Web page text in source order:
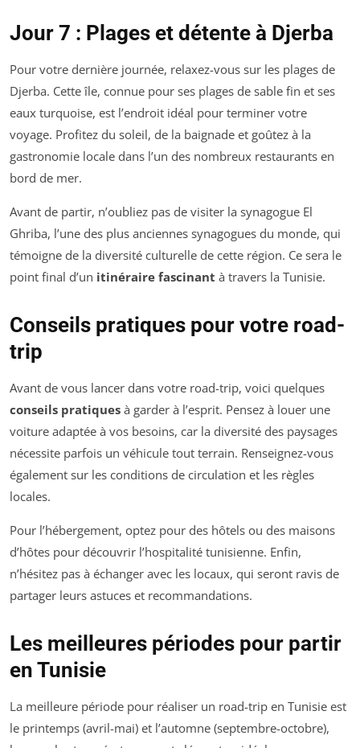
Jour 7 : Plages et détente à Djerba
Pour votre dernière journée, relaxez-vous sur les plages de
Djerba. Cette île, connue pour ses plages de sable fin et ses
eaux turquoise, est l’endroit idéal pour terminer votre
voyage. Profitez du soleil, de la baignade et goûtez à la
gastronomie locale dans l’un des nombreux restaurants en
bord de mer.
Avant de partir, n’oubliez pas de visiter la synagogue El
Ghriba, l’une des plus anciennes synagogues du monde, qui
témoigne de la diversité culturelle de cette région. Ce sera le
point final d’un itinéraire fascinant à travers la Tunisie.
Conseils pratiques pour votre road-
trip
Avant de vous lancer dans votre road-trip, voici quelques
conseils pratiques à garder à l’esprit. Pensez à louer une
voiture adaptée à vos besoins, car la diversité des paysages
nécessite parfois un véhicule tout terrain. Renseignez-vous
également sur les conditions de circulation et les règles
locales.
Pour l’hébergement, optez pour des hôtels ou des maisons
d’hôtes pour découvrir l’hospitalité tunisienne. Enfin,
n’hésitez pas à échanger avec les locaux, qui seront ravis de
partager leurs astuces et recommandations.
Les meilleures périodes pour partir
en Tunisie
La meilleure période pour réaliser un road-trip en Tunisie est
le printemps (avril-mai) et l’automne (septembre-octobre),